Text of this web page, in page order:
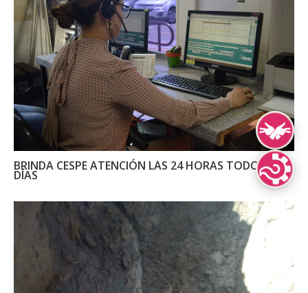
BRINDA CESPE ATENCIÓN LAS 24 HORAS TODOS LOS
DÍAS
Lengua de
Lenguas